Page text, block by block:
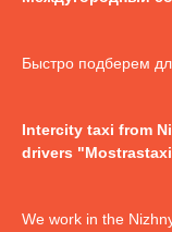
Быстро подберем
Intercity taxi from
drivers
We work in the